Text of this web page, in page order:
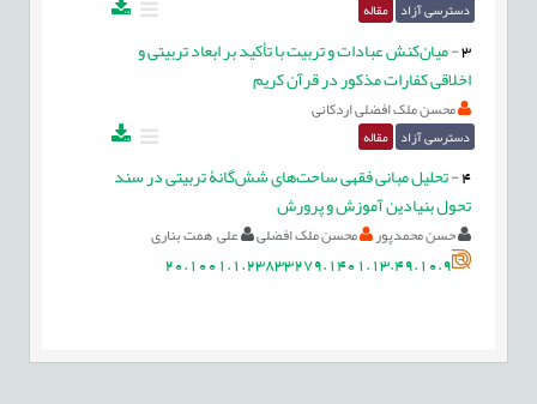
دسترسی آزاد مقاله
3
-میان‌کنش عبادات و تربیت با تأکید بر ابعاد تربیتی و
اخلاقی کفارات مذکور در قرآن کریم
محسن ملک افضلی اردکانی
دسترسی آزاد مقاله
4
-تحلیل مبانی فقهی ساحت‌های شش‌گانۀ تربیتی در سند
تحول بنیادین آموزش و پرورش
حسن محمدپور محسن ملک افضلی علی همت بناری
20.1001.1.23833279.1401.13.49.10.9